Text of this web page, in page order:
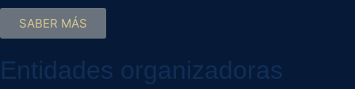
SABER MÁS
Entidades organizadoras